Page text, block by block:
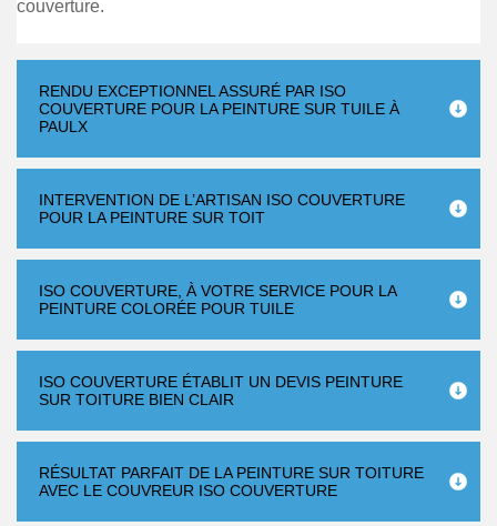
couverture.
RENDU EXCEPTIONNEL ASSURÉ PAR ISO
COUVERTURE POUR LA PEINTURE SUR TUILE À
PAULX
INTERVENTION DE L’ARTISAN ISO COUVERTURE
POUR LA PEINTURE SUR TOIT
ISO COUVERTURE, À VOTRE SERVICE POUR LA
PEINTURE COLORÉE POUR TUILE
ISO COUVERTURE ÉTABLIT UN DEVIS PEINTURE
SUR TOITURE BIEN CLAIR
RÉSULTAT PARFAIT DE LA PEINTURE SUR TOITURE
AVEC LE COUVREUR ISO COUVERTURE